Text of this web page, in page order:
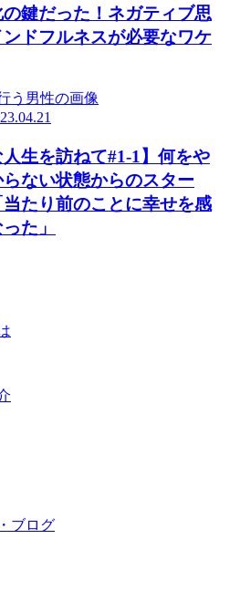
鍵だった！ネガティブ思
ドフルネスが必要なワケ
人生を訪ねて#1-1】何をや
ない状態からのスター
当たり前のことに幸せを感
た」
ブログ